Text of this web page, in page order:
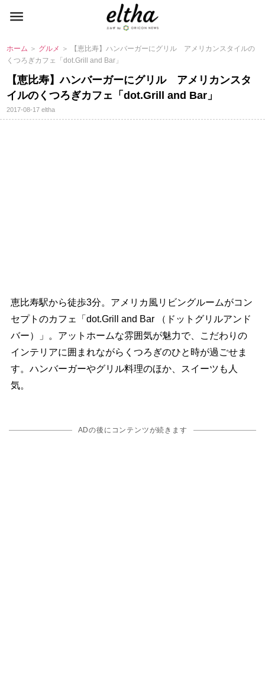
ホーム ＞ グルメ ＞ 【恵比寿】ハンバーガーにグリル アメリカンスタイルの
くつろぎカフェ「dot.Grill and Bar」
【恵比寿】ハンバーガーにグリル アメリカンスタ
イルのくつろぎカフェ「dot.Grill and Bar」
2017-08-17eltha
恵比寿駅から徒歩3分。アメリカ風リビングルームがコン
セプトのカフェ「dot.Grill and Bar （ドットグリルアンド
バー）」。アットホームな雰囲気が魅力で、こだわりの
インテリアに囲まれながらくつろぎのひと時が過ごせま
す。ハンバーガーやグリル料理のほか、スイーツも人
気。
ADの後にコンテンツが続きます